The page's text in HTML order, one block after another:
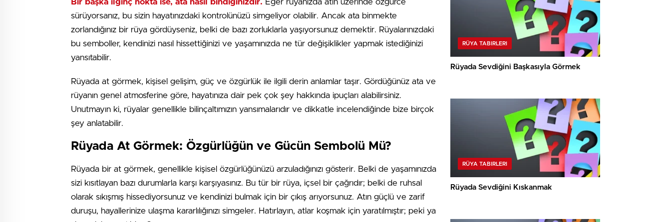
Bir başka ilginç nokta ise, ata nasıl bindiğinizdir. Eğer rüyanızda atın üzerinde özgürce
sürüyorsanız, bu sizin hayatınızdaki kontrolünüzü simgeliyor olabilir. Ancak ata binmekte
zorlandığınız bir rüya gördüyseniz, belki de bazı zorluklarla yaşıyorsunuz demektir. Rüyalarınızdaki
bu semboller, kendinizi nasıl hissettiğinizi ve yaşamınızda ne tür değişiklikler yapmak istediğinizi
yansıtabilir.
Rüyada at görmek, kişisel gelişim, güç ve özgürlük ile ilgili derin anlamlar taşır. Gördüğünüz ata ve
rüyanın genel atmosferine göre, hayatınıza dair pek çok şey hakkında ipuçları alabilirsiniz.
Unutmayın ki, rüyalar genellikle bilinçaltımızın yansımalarıdır ve dikkatle incelendiğinde bize birçok
şey anlatabilir.
Rüyada At Görmek: Özgürlüğün ve Gücün Sembolü Mü?
Rüyada bir at görmek, genellikle kişisel özgürlüğünüzü arzuladığınızı gösterir. Belki de yaşamınızda
sizi kısıtlayan bazı durumlarla karşı karşıyasınız. Bu tür bir rüya, içsel bir çağrıdır; belki de ruhsal
olarak sıkışmış hissediyorsunuz ve kendinizi bulmak için bir çıkış arıyorsunuz. Atın güçlü ve zarif
duruşu, hayallerinize ulaşma kararlılığınızı simgeler. Hatırlayın, atlar koşmak için yaratılmıştır; peki ya
RÜYA TABIRLERI
Rüyada Sevdiğini Başkasıyla Görmek
RÜYA TABIRLERI
Rüyada Sevdiğini Kıskanmak